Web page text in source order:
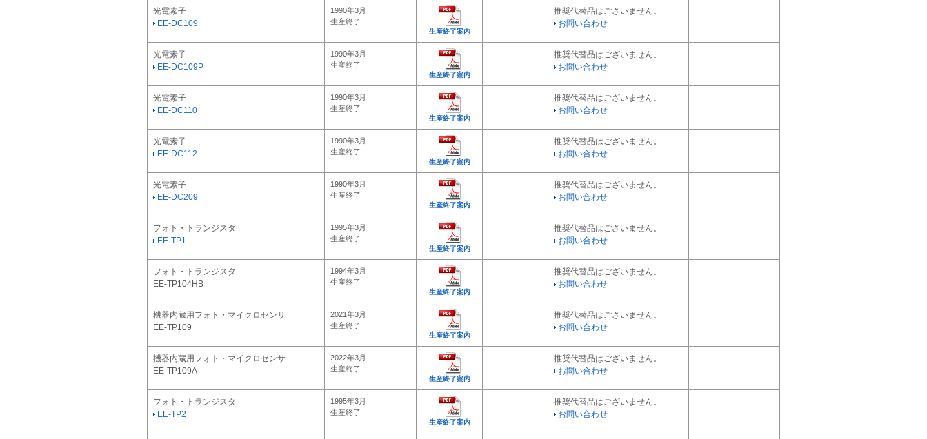
光電素子
EE-DC109
1990年3月
生産終了
生産終了案内
推奨代替品はございません。
お問い合わせ
光電素子
EE-DC109P
1990年3月
生産終了
生産終了案内
推奨代替品はございません。
お問い合わせ
光電素子
EE-DC110
1990年3月
生産終了
生産終了案内
推奨代替品はございません。
お問い合わせ
光電素子
EE-DC112
1990年3月
生産終了
生産終了案内
推奨代替品はございません。
お問い合わせ
光電素子
EE-DC209
1990年3月
生産終了
生産終了案内
推奨代替品はございません。
お問い合わせ
フォト・トランジスタ
EE-TP1
1995年3月
生産終了
生産終了案内
推奨代替品はございません。
お問い合わせ
フォト・トランジスタ
EE-TP104HB
1994年3月
生産終了
生産終了案内
推奨代替品はございません。
お問い合わせ
機器内蔵用フォト・マイクロセンサ
EE-TP109
2021年3月
生産終了
生産終了案内
推奨代替品はございません。
お問い合わせ
機器内蔵用フォト・マイクロセンサ
EE-TP109A
2022年3月
生産終了
生産終了案内
推奨代替品はございません。
お問い合わせ
フォト・トランジスタ
EE-TP2
1995年3月
生産終了
生産終了案内
推奨代替品はございません。
お問い合わせ